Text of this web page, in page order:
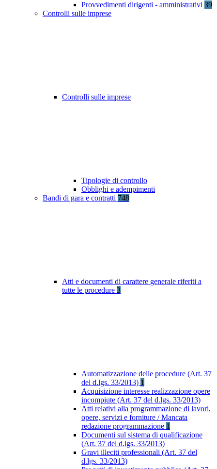
Provvedimenti dirigenti - amministrativi 39
Controlli sulle imprese
Controlli sulle imprese
Tipologie di controllo
Obblighi e adempimenti
Bandi di gara e contratti 748
Atti e documenti di carattere generale riferiti a
tutte le procedure 3
Automatizzazione delle procedure (Art. 37
del d.lgs. 33/2013) 1
Acquisizione interesse realizzazione opere
incompiute (Art. 37 del d.lgs. 33/2013)
Atti relativi alla programmazione di lavori,
opere, servizi e forniture / Mancata
redazione programmazione 1
Documenti sul sistema di qualificazione
(Art. 37 del d.lgs. 33/2013)
Gravi illeciti professionali (Art. 37 del
d.lgs. 33/2013)